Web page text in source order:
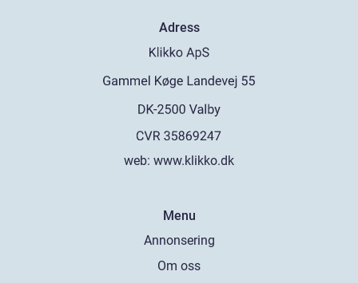
Adress
web: www.klikko.dk
Menu
Annonsering
Om oss